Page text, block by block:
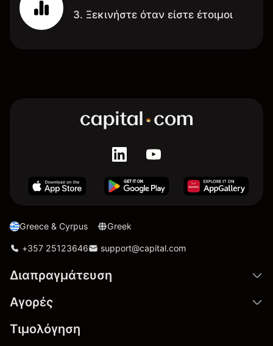
3. Ξεκινήστε όταν είστε έτοιμοι
Greece & Cyrpus Greek
+357 25123646 support@capital.com
Διαπραγμάτευση
Αγορές
Τιμολόγηση